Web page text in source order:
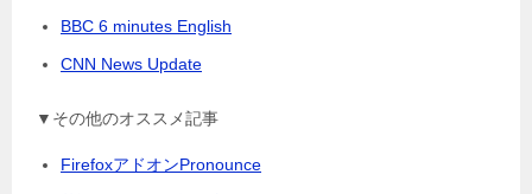
BBC 6 minutes English
CNN News Update
▼その他のオススメ記事
FirefoxアドオンPronounce